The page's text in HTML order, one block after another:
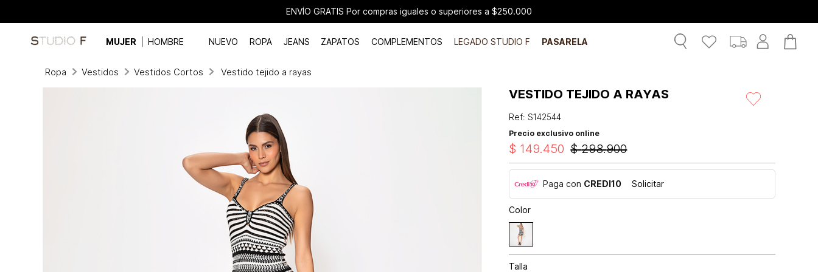
ENVÍO GRATIS Por compras iguales o superiores a $250.000
MUJER HOMBRE NUEVO ROPA JEANS ZAPATOS COMPLEMENTOS LEGADO STUDIO F PASARELA
Ropa Vestidos Vestidos Cortos Vestido tejido a rayas
VESTIDO TEJIDO A RAYAS
Ref:S142544
Precio exclusivo online
$ 298.900
$ 149.450
Paga con CREDI10 Solicitar
Color
Talla